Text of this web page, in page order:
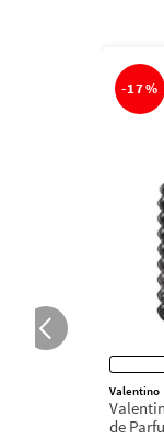
-17%
Valentino
de